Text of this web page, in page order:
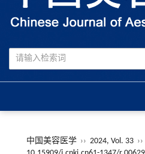
中国美容医学 ›› 2024, Vol. 33 ››